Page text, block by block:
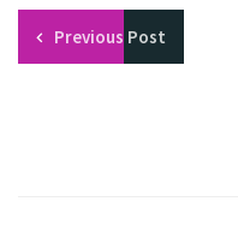
Previous Post